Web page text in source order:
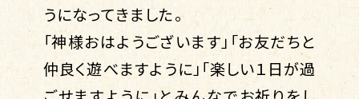
うになってきました。
「神様おはようございます」「お友だちと
仲良く遊べますように」「楽しい１日が過